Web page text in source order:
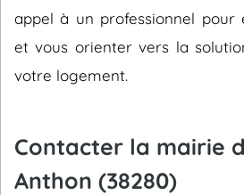
appel à un professionnel pour
et vous orienter vers la
votre logement.
Contacter la mairie
Anthon (38280)